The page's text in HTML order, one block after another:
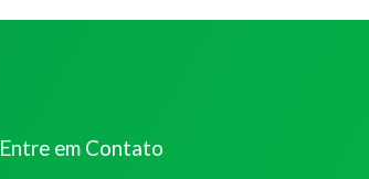
Entre em Contato